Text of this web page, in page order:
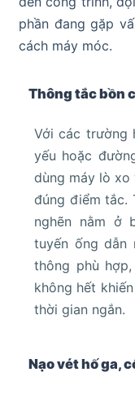
phần đang gặp
cách máy móc.
Thông tắc bồn
Với các trường
yếu hoặc
dùng máy lò
đúng điểm tắc.
nghẽn nằm ở
tuyến ống dẫn
thông phù
không hết
thời gian ngắn.
Nạo vét hố ga,